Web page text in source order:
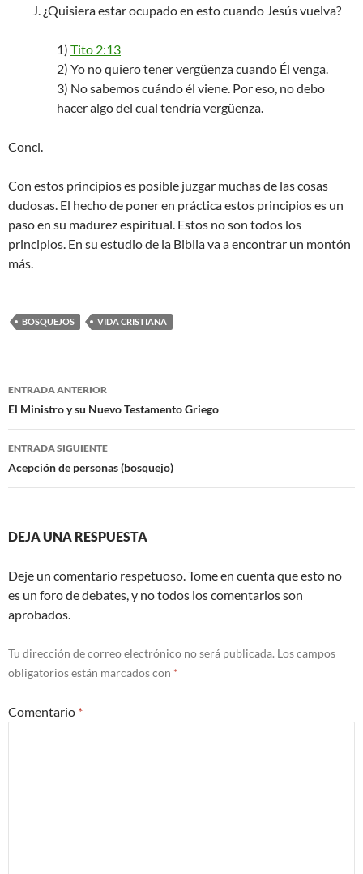
J. ¿Quisiera estar ocupado en esto cuando Jesús vuelva?
1) Tito 2:13
2) Yo no quiero tener vergüenza cuando Él venga.
3) No sabemos cuándo él viene. Por eso, no debo
hacer algo del cual tendría vergüenza.
Concl.
Con estos principios es posible juzgar muchas de las cosas
dudosas. El hecho de poner en práctica estos principios es un
paso en su madurez espiritual. Estos no son todos los
principios. En su estudio de la Biblia va a encontrar un montón
más.
BOSQUEJOS VIDA CRISTIANA
Navegación
de
entradas
ENTRADA ANTERIOR
El Ministro y su Nuevo Testamento Griego
ENTRADA SIGUIENTE
Acepción de personas (bosquejo)
DEJA UNA RESPUESTA
Deje un comentario respetuoso. Tome en cuenta que esto no
es un foro de debates, y no todos los comentarios son
aprobados.
Tu dirección de correo electrónico no será publicada. Los campos
obligatorios están marcados con *
Comentario *